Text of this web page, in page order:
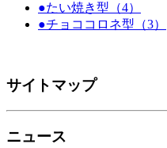
●たい焼き型（4）
●チョココロネ型（3）
サイトマップ
ニュース